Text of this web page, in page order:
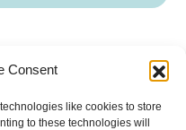
Consent
like cookies to store
to these technologies will
Datenschutzerklärung